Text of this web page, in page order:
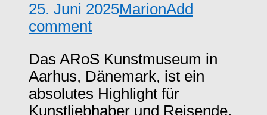
25. Juni 2025MarionAdd
comment
Das ARoS Kunstmuseum in
Aarhus, Dänemark, ist ein
absolutes Highlight für
Kunstliebhaber und Reisende,